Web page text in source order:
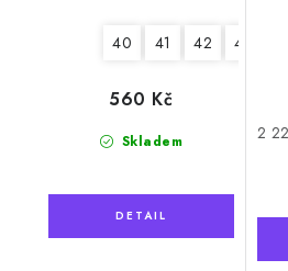
40 41 42 43
Skladem
560 Kč
2